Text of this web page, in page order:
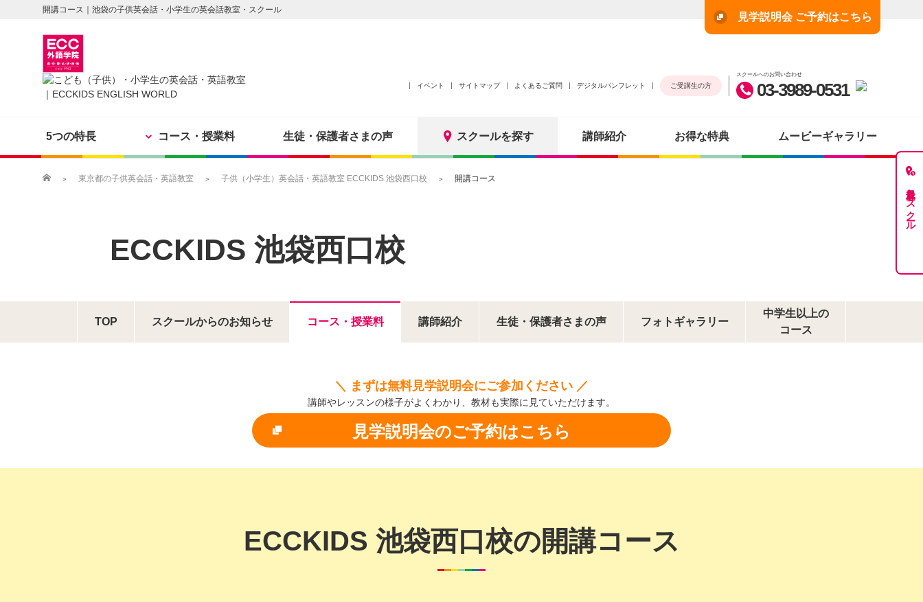
開講コース｜池袋の子供英会話・小学生の英会話教室・スクール
見学説明会 ご予約はこちら
イベント サイトマップ よくあるご質問 デジタルパンフレット ご受講生の方
スクールへのお問い合わせ
03-3989-0531
5つの特長 コース・授業料 生徒・保護者さまの声 スクールを探す 講師紹介 お得な特典 ムービーギャラリー
最近見たスクール
東京都の子供英会話・英語教室 子供（小学生）英会話・英語教室 ECCKIDS 池袋西口校 開講コース
ECCKIDS 池袋西口校
TOP スクールからのお知らせ コース・授業料 講師紹介 生徒・保護者さまの声 フォトギャラリー
中学生以上の
コース
＼ まずは無料見学説明会にご参加ください ／
講師やレッスンの様子がよくわかり、 教材も実際に見ていただけます。
見学説明会のご予約はこちら
ECCKIDS 池袋西口校の開講コース